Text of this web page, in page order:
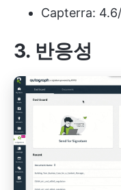
Capterra:
3. 반응성